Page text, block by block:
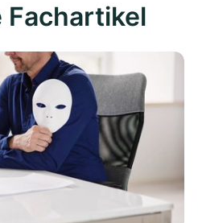
Fachartikel